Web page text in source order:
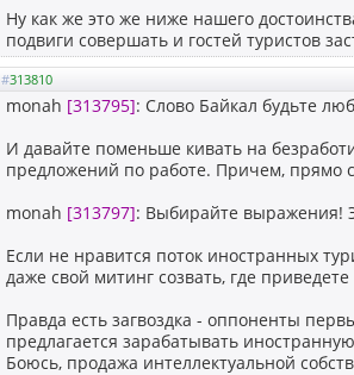
Ну как же это же ниже нашего
подвиги совершать и гостей туристов
#313810
monah [313795]: Слово Байкал будьте
И давайте поменьше кивать на
предложений по работе. Причем, прямо
monah [313797]: Выбирайте выражения!
Если не нравится поток иностранных
даже свой митинг созвать, где
Правда есть загвоздка - оппоненты
предлагается зарабатывать
Боюсь, продажа интеллектуальной